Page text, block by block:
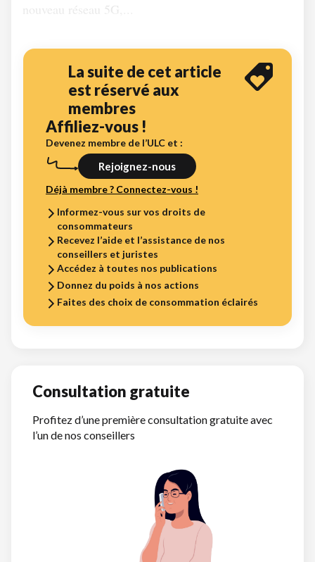
nouveau réseau 5G,...
La suite de cet article
est réservé aux
membres
Affiliez-vous !
Devenez membre de l’ULC et :
Rejoignez-nous
Déjà membre ? Connectez-vous !
Informez-vous sur vos droits de
consommateurs
Recevez l’aide et l’assistance de nos
conseillers et juristes
Accédez à toutes nos publications
Donnez du poids à nos actions
Faites des choix de consommation éclairés
Consultation gratuite
Profitez d’une première consultation gratuite avec
l’un de nos conseillers